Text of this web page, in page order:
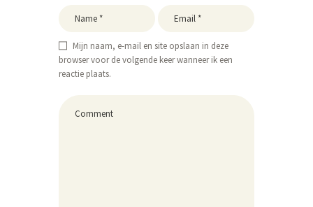
Mijn naam, e-mail en site opslaan in deze
browser voor de volgende keer wanneer ik een
reactie plaats.